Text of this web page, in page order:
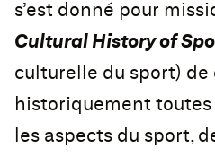
s’est donné pour
Cultural History of
culturelle du sport) de
historiquement
les aspects du sport,